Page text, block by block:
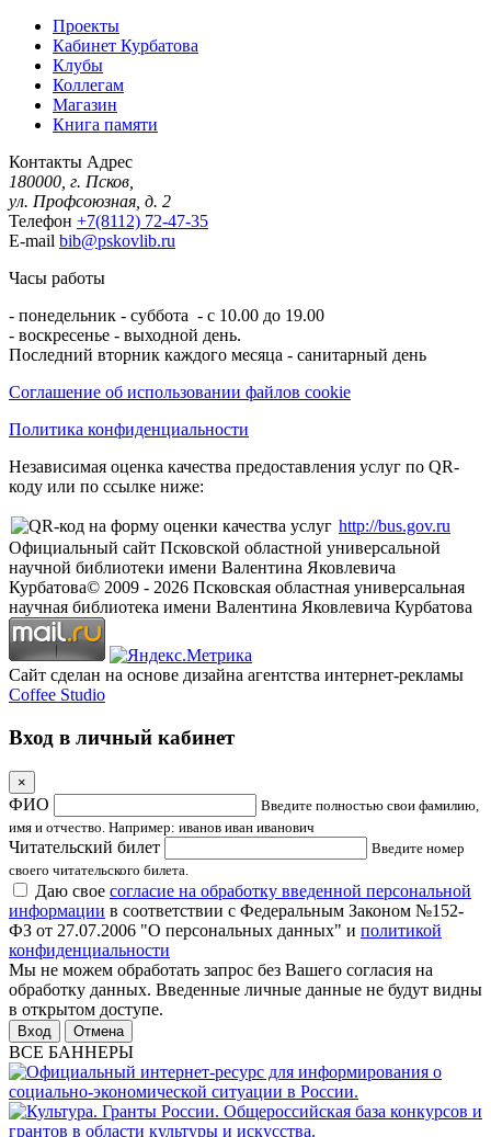
Проекты
Кабинет Курбатова
Клубы
Коллегам
Магазин
Книга памяти
Контакты Адрес
180000, г. Псков,
ул. Профсоюзная, д. 2
Телефон +7(8112) 72-47-35
E-mail bib@pskovlib.ru
Часы работы
- понедельник - суббота - с 10.00 до 19.00
- воскресенье - выходной день.
Последний вторник каждого месяца - санитарный день
Соглашение об использовании файлов cookie
Политика конфиденциальности
Независимая оценка качества предоставления услуг по QR-
коду или по ссылке ниже:
http://bus.gov.ru
Официальный сайт Псковской областной универсальной
научной библиотеки имени Валентина Яковлевича
Курбатова© 2009 - 2026 Псковская областная универсальная
научная библиотека имени Валентина Яковлевича Курбатова
Сайт сделан на основе дизайна агентства интернет-рекламы
Coffee Studio
Вход в личный кабинет
×
ФИО
Введите полностью свои фамилию,
имя и отчество. Например: иванов иван иванович
Читательский билет
Введите номер
своего читательского билета.
Даю свое согласие на обработку введенной персональной
информации в соответствии с Федеральным Законом №152-
ФЗ от 27.07.2006 "О персональных данных" и политикой
конфиденциальности
Мы не можем обработать запрос без Вашего согласия на
обработку данных. Введенные личные данные не будут видны
в открытом доступе.
Отмена
ВСЕ БАННЕРЫ